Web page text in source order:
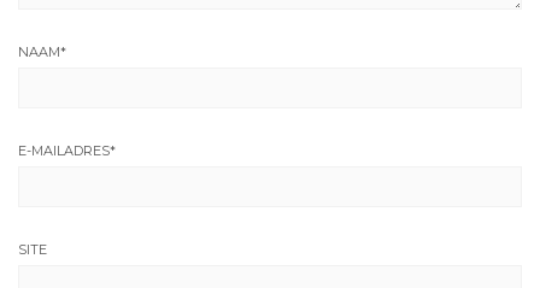
NAAM*
E-MAILADRES*
SITE